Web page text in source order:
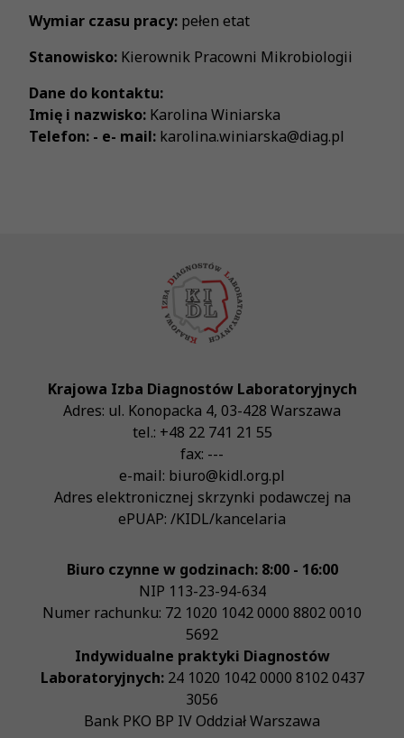
Wymiar czasu pracy: pełen etat
Stanowisko: Kierownik Pracowni Mikrobiologii
Dane do kontaktu:
Imię i nazwisko: Karolina Winiarska
Telefon: - e- mail: karolina.winiarska@diag.pl
Krajowa Izba Diagnostów Laboratoryjnych
Adres: ul. Konopacka 4, 03-428 Warszawa
tel.: +48 22 741 21 55
fax: ---
e-mail: biuro@kidl.org.pl
Adres elektronicznej skrzynki podawczej na
ePUAP: /KIDL/kancelaria
Biuro czynne w godzinach: 8:00 - 16:00
NIP 113-23-94-634
Numer rachunku: 72 1020 1042 0000 8802 0010
5692
Indywidualne praktyki Diagnostów
Laboratoryjnych:24 1020 1042 0000 8102 0437
3056
Bank PKO BP IV Oddział Warszawa